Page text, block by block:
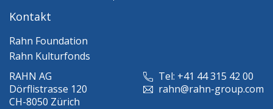
RAHN AG
Dörflistrasse 120
CH-8050 Zürich
Tel: +41 44 315 42 00
rahn@rahn-group.com
Kontakt
Rahn Foundation
Rahn Kulturfonds